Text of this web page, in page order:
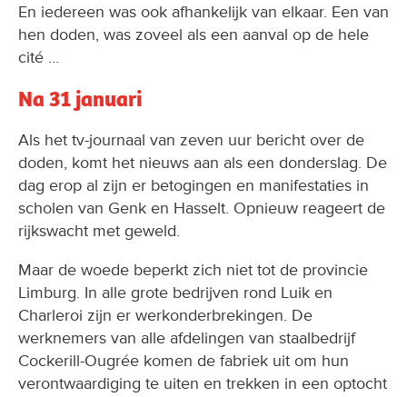
En iedereen was ook afhankelijk van elkaar. Een van
hen doden, was zoveel als een aanval op de hele
cité …
Na 31 januari
Als het tv-journaal van zeven uur bericht over de
doden, komt het nieuws aan als een donderslag. De
dag erop al zijn er betogingen en manifestaties in
scholen van Genk en Hasselt. Opnieuw reageert de
rijkswacht met geweld.
Maar de woede beperkt zich niet tot de provincie
Limburg. In alle grote bedrijven rond Luik en
Charleroi zijn er werkonderbrekingen. De
werknemers van alle afdelingen van staalbedrijf
Cockerill-Ougrée komen de fabriek uit om hun
verontwaardiging te uiten en trekken in een optocht